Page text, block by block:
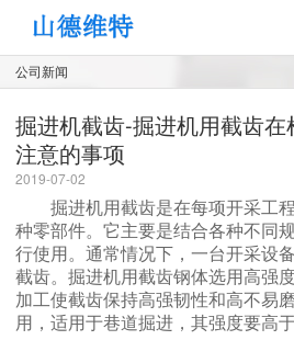
公司新闻
掘进机截齿-掘进机用截齿
注意的事项
2019-07-02
掘进机用截齿是在每项开采工
种零部件。它主要是结合各种不同
行使用。通常情况下，一台开采设
截齿。 掘进机用截齿钢体选用高强
加工使截齿保持高强韧性和高不易
用，适用于巷道掘进，其强度要高